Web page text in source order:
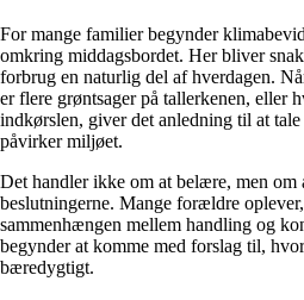
For mange familier begynder
omkring middagsbordet. Her bliver
forbrug en naturlig del af hverdagen.
er flere grøntsager på tallerkenen, eller
indkørslen, giver det anledning til at
påvirker miljøet.
Det handler ikke om at belære, men om
beslutningerne. Mange forældre
sammenhængen mellem handling og
begynder at komme med forslag til,
bæredygtigt.